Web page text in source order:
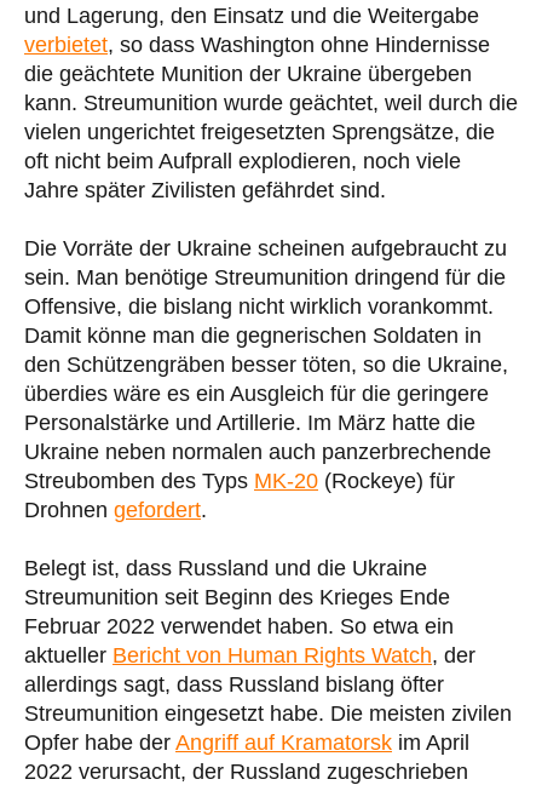
und Lagerung, den Einsatz und die Weitergabe
verbietet, so dass Washington ohne Hindernisse
die geächtete Munition der Ukraine übergeben
kann. Streumunition wurde geächtet, weil durch die
vielen ungerichtet freigesetzten Sprengsätze, die
oft nicht beim Aufprall explodieren, noch viele
Jahre später Zivilisten gefährdet sind.
Die Vorräte der Ukraine scheinen aufgebraucht zu
sein. Man benötige Streumunition dringend für die
Offensive, die bislang nicht wirklich vorankommt.
Damit könne man die gegnerischen Soldaten in
den Schützengräben besser töten, so die Ukraine,
überdies wäre es ein Ausgleich für die geringere
Personalstärke und Artillerie. Im März hatte die
Ukraine neben normalen auch panzerbrechende
Streubomben des Typs MK-20 (Rockeye) für
Drohnen gefordert.
Belegt ist, dass Russland und die Ukraine
Streumunition seit Beginn des Krieges Ende
Februar 2022 verwendet haben. So etwa ein
aktueller Bericht von Human Rights Watch, der
allerdings sagt, dass Russland bislang öfter
Streumunition eingesetzt habe. Die meisten zivilen
Opfer habe der Angriff auf Kramatorsk im April
2022 verursacht, der Russland zugeschrieben